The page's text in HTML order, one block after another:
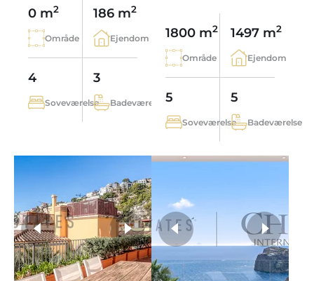
0 m2
Område
186 m2
Ejendom
4
Soveværelse
3
Badeværelse
1800 m2
Område
1497 m2
Ejendom
5
Soveværelse
5
Badeværelse
flere fotos